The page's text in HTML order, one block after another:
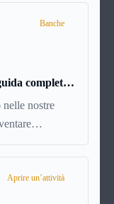
temono
assorbire.
Banche
completa
nostre
Lo usi per
online, per
ti chiedi
(e
Aprire un’attività